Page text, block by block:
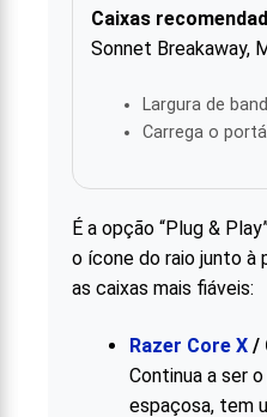
Caixas
Sonnet Breakaway,
Largura de
Carrega o
É a opção “Plug &
o ícone do raio junto à
as caixas mais fiáveis:
Razer Core X /
Continua a ser
espaçosa, tem